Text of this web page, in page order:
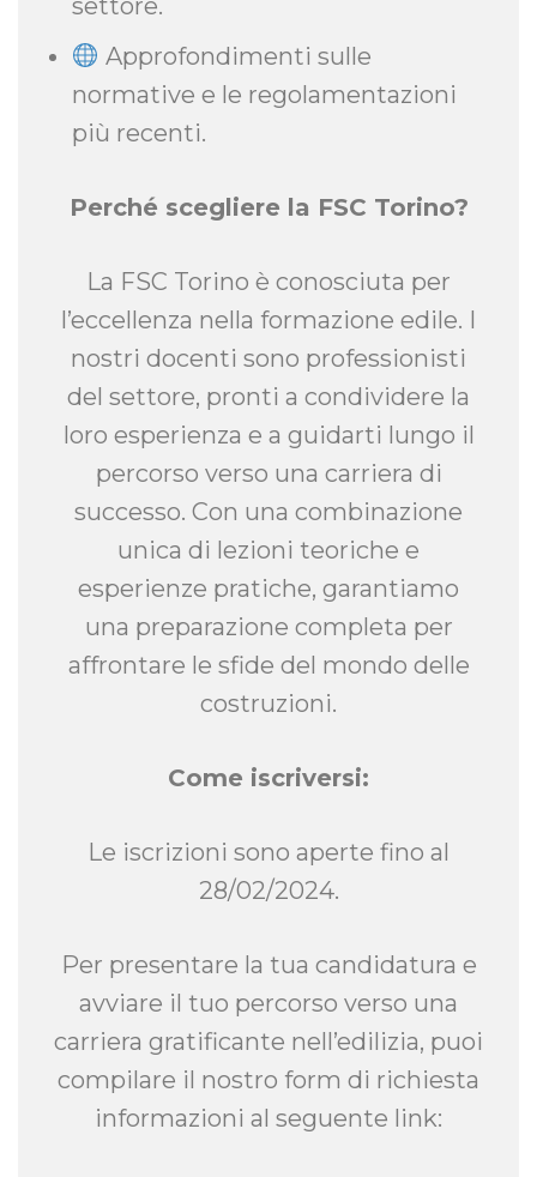
Approfondimenti sulle
normative e le regolamentazioni
più recenti.
Perché scegliere la FSC Torino?
La FSC Torino è conosciuta per
l’eccellenza nella formazione edile. I
nostri docenti sono professionisti
del settore, pronti a condividere la
loro esperienza e a guidarti lungo il
percorso verso una carriera di
successo. Con una combinazione
unica di lezioni teoriche e
esperienze pratiche, garantiamo
una preparazione completa per
affrontare le sfide del mondo delle
costruzioni.
Come iscriversi:
Le iscrizioni sono aperte fino al
28/02/2024.
Per presentare la tua candidatura e
avviare il tuo percorso verso una
carriera gratificante nell’edilizia, puoi
compilare il nostro form di richiesta
informazioni al seguente link: